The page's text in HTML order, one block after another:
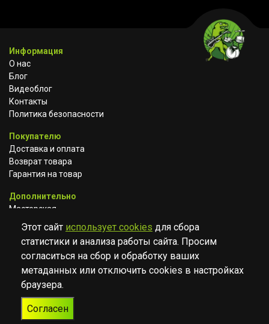
Информация
О нас
Блог
Видеоблог
Контакты
Политика безопасности
Покупателю
Доставка и оплата
Возврат товара
Гарантия на товар
Дополнительно
Мастерская
Сотрудничество
YOUTUBE
© Музыкальный магазин Muzik Room, 2023-2026
Этот сайт использует cookies для сбора
статистики и анализа работы сайта. Просим
согласиться на сбор и обработку ваших
метаданных или отключить cookies в настройках
браузера.
Согласен